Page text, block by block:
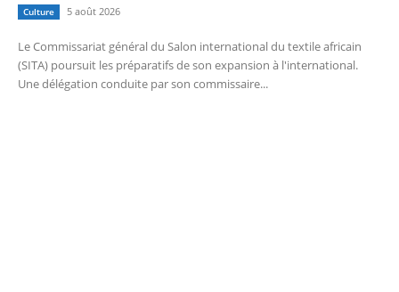
Culture 5 août 2026
Le Commissariat général du Salon international du textile africain
(SITA) poursuit les préparatifs de son expansion à l'international.
Une délégation conduite par son commissaire...